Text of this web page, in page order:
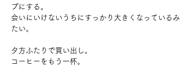
プにする。
会いにいけないうちにすっかり大きくなっているみ
たい。
夕方ふたりで買い出し。
コーヒーをもう一杯。